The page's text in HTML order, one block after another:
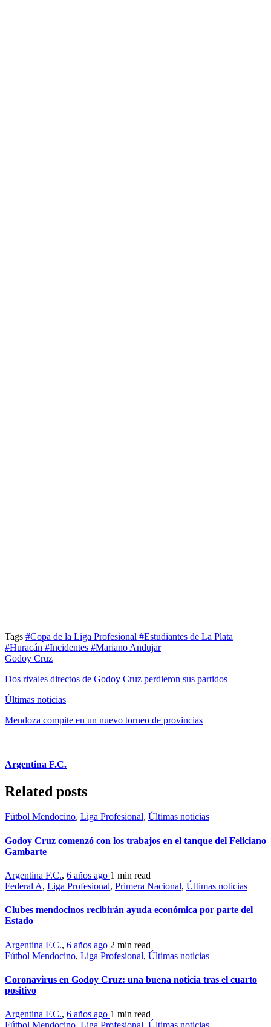
Tags #Copa de la Liga Profesional #Estudiantes de La Plata
#Huracán #Incidentes #Mariano Andujar
Godoy Cruz
Dos rivales directos de Godoy Cruz perdieron sus partidos
Últimas noticias
Mendoza compite en un nuevo torneo de provincias
Argentina F.C.
Related posts
Fútbol Mendocino, Liga Profesional, Últimas noticias
Godoy Cruz comenzó con los trabajos en el tanque del Feliciano
Gambarte
Argentina F.C., 6 años ago 1 min read
Federal A, Liga Profesional, Primera Nacional, Últimas noticias
Clubes mendocinos recibirán ayuda económica por parte del
Estado
Argentina F.C., 6 años ago 2 min read
Fútbol Mendocino, Liga Profesional, Últimas noticias
Coronavirus en Godoy Cruz: una buena noticia tras el cuarto
positivo
Argentina F.C., 6 años ago 1 min read
Fútbol Mendocino Liga Profesional Últimas noticias